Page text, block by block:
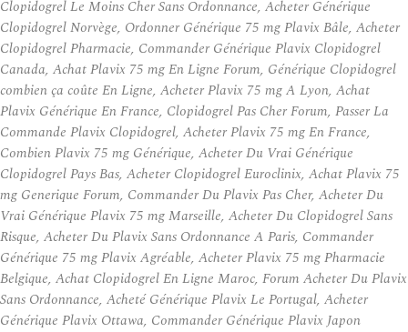
Clopidogrel Le Moins Cher Sans Ordonnance, Acheter Générique
Clopidogrel Norvège, Ordonner Générique 75 mg Plavix Bâle, Acheter
Clopidogrel Pharmacie, Commander Générique Plavix Clopidogrel
Canada, Achat Plavix 75 mg En Ligne Forum, Générique Clopidogrel
combien ça coûte En Ligne, Acheter Plavix 75 mg A Lyon, Achat
Plavix Générique En France, Clopidogrel Pas Cher Forum, Passer La
Commande Plavix Clopidogrel, Acheter Plavix 75 mg En France,
Combien Plavix 75 mg Générique, Acheter Du Vrai Générique
Clopidogrel Pays Bas, Acheter Clopidogrel Euroclinix, Achat Plavix 75
mg Generique Forum, Commander Du Plavix Pas Cher, Acheter Du
Vrai Générique Plavix 75 mg Marseille, Acheter Du Clopidogrel Sans
Risque, Acheter Du Plavix Sans Ordonnance A Paris, Commander
Générique 75 mg Plavix Agréable, Acheter Plavix 75 mg Pharmacie
Belgique, Achat Clopidogrel En Ligne Maroc, Forum Acheter Du Plavix
Sans Ordonnance, Acheté Générique Plavix Le Portugal, Acheter
Générique Plavix Ottawa, Commander Générique Plavix Japon